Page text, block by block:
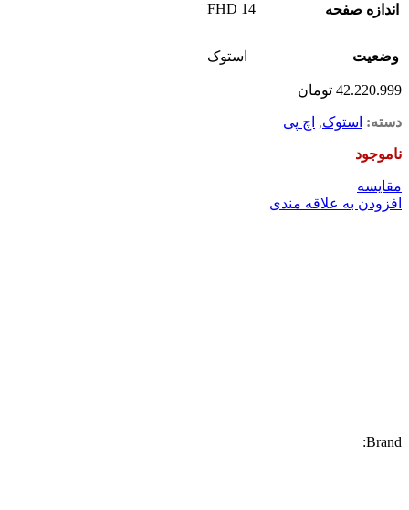
اندازه صفحه 14 FHD
وضعیت استوک
42.220.999 تومان
دسته: استوک, اچ پی
ناموجود
مقايسه
افزودن به علاقه مندی
Brand: